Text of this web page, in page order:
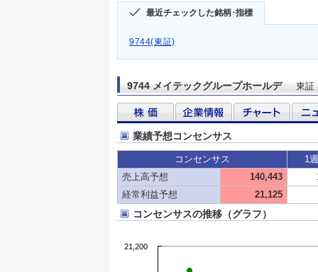
最近チェックした銘柄･指標
9744(東証)
9744 メイテックグループホールデ 東証